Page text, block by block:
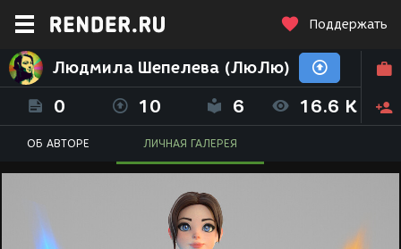
Поддержать
Людмила Шепелева (ЛюЛю)
0 10 6 16.6 K
ОБ АВТОРЕ ЛИЧНАЯ ГАЛЕРЕЯ